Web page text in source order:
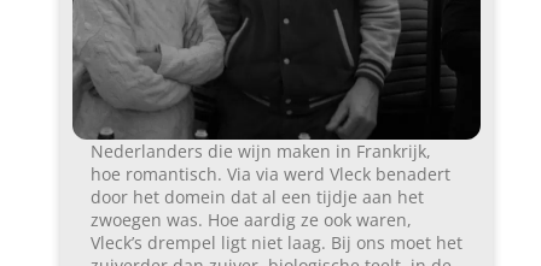
Nederlanders die wijn maken in Frankrijk,
hoe romantisch. Via via werd Vleck benadert
door het domein dat al een tijdje aan het
zwoegen was. Hoe aardig ze ook waren,
Vleck’s drempel ligt niet laag. Bij ons moet het